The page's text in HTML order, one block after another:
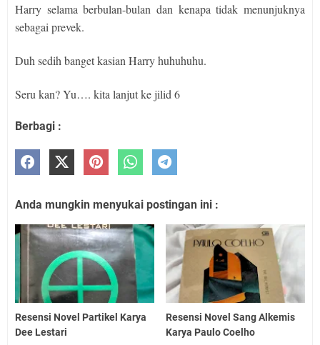
Harry selama berbulan-bulan dan kenapa tidak menunjuknya
sebagai prevek.
Duh sedih banget kasian Harry huhuhuhu.
Seru kan? Yu…. kita lanjut ke jilid 6
Berbagi :
Anda mungkin menyukai postingan ini :
Resensi Novel Partikel Karya
Dee Lestari
Resensi Novel Sang Alkemis
Karya Paulo Coelho